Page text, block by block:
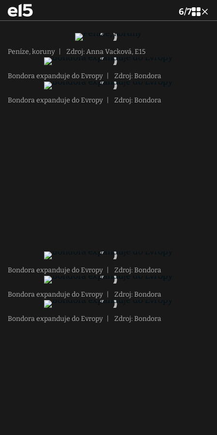
6/7
Peníze, koruny Zdroj: Anna Vacková, E15
Bondora expanduje do Evropy Zdroj: Bondora
Bondora expanduje do Evropy Zdroj: Bondora
Bondora expanduje do Evropy Zdroj: Bondora
Bondora expanduje do Evropy Zdroj: Bondora
Bondora expanduje do Evropy Zdroj: Bondora